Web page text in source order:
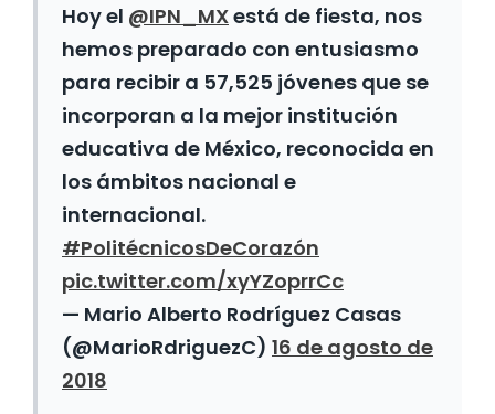
Hoy el @IPN_MXestá de fiesta, nos
hemos preparado con entusiasmo
para recibir a 57,525 jóvenes que se
incorporan a la mejor institución
educativa de México, reconocida en
los ámbitos nacional e
internacional.
#PolitécnicosDeCorazón
pic.twitter.com/xyYZoprrCc
— Mario Alberto Rodríguez Casas
(@MarioRdriguezC) 16 de agosto de
2018